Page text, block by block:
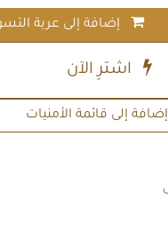
إضافة إلى عربة
اشترِ الآن
إضافة إلى قائمة الأمنيات